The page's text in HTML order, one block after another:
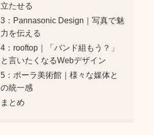
立たせる
3：Pannasonic Design｜写真で魅
力を伝える
4：rooftop｜「バンド組もう？」
と言いたくなるWebデザイン
5：ポーラ美術館｜様々な媒体と
の統一感
まとめ